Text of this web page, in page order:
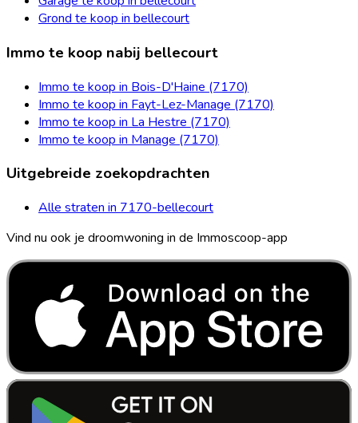
Grond te koop in bellecourt
Immo te koop nabij bellecourt
Immo te koop in Bois-D'Haine (7170)
Immo te koop in Fayt-Lez-Manage (7170)
Immo te koop in La Hestre (7170)
Immo te koop in Manage (7170)
Uitgebreide zoekopdrachten
Alle straten in 7170-bellecourt
Vind nu ook je droomwoning in de Immoscoop-app